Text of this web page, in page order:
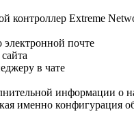
контроллер Extreme
почте
в чате
информации о
именно конфигурация